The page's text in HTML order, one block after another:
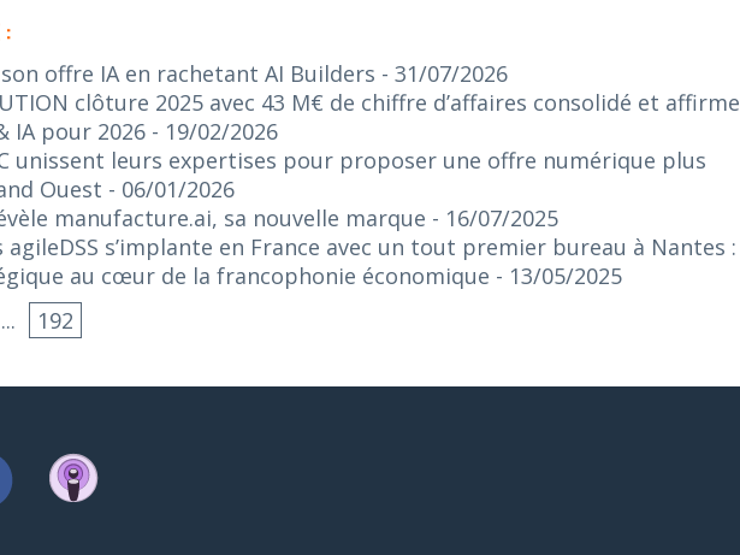
:
offre IA en rachetant AI Builders - 31/07/2026
clôture 2025 avec 43 M€ de chiffre d’affaires consolidé et affirme
IA pour 2026 - 19/02/2026
unissent leurs expertises pour proposer une offre numérique plus
Ouest - 06/01/2026
manufacture.ai, sa nouvelle marque - 16/07/2025
s’implante en France avec un tout premier bureau à Nantes :
au cœur de la francophonie économique - 13/05/2025
... 192